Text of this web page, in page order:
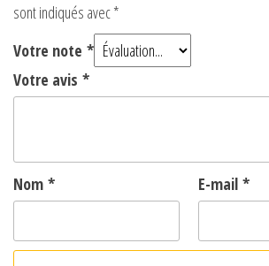
sont indiqués avec*
Votre note *
Votre avis *
Nom * E-mail *